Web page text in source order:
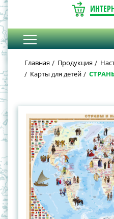
Главная Продукция
Карты для детей